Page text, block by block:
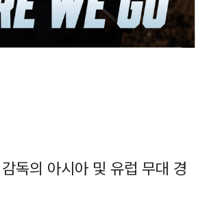
독의 아시아 및 유럽 무대 경